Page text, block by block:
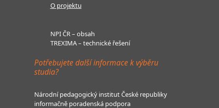
O projektu
NPI ČR – obsah
TREXIMA – technické řešení
Potřebujete další informace k výběru
studia?
Národní pedagogický institut České republiky
informačně poradenská podpora